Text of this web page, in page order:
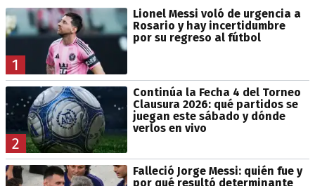
1
Lionel Messi voló de urgencia a
Rosario y hay incertidumbre
por su regreso al fútbol
2
Continúa la Fecha 4 del Torneo
Clausura 2026: qué partidos se
juegan este sábado y dónde
verlos en vivo
Falleció Jorge Messi: quién fue y
por qué resultó determinante